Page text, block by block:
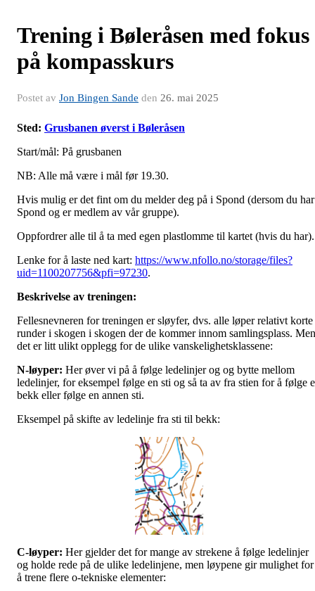
Trening i Bøleråsen med fokus
på kompasskurs
Postet av Jon Bingen Sande den 26. mai 2025
Sted: Grusbanen øverst i Bøleråsen
Start/mål: På grusbanen
NB: Alle må være i mål før 19.30.
Hvis mulig er det fint om du melder deg på i Spond (dersom du har
Spond og er medlem av vår gruppe).
Oppfordrer alle til å ta med egen plastlomme til kartet (hvis du har).
Lenke for å laste ned kart: https://www.nfollo.no/storage/files?
uid=1100207756&pfi=97230.
Beskrivelse av treningen:
Fellesnevneren for treningen er sløyfer, dvs. alle løper relativt korte
runder i skogen i skogen der de kommer innom samlingsplass. Men
det er litt ulikt opplegg for de ulike vanskelighetsklassene:
N-løyper: Her øver vi på å følge ledelinjer og og bytte mellom
ledelinjer, for eksempel følge en sti og så ta av fra stien for å følge
bekk eller følge en annen sti.
Eksempel på skifte av ledelinje fra sti til bekk:
C-løyper: Her gjelder det for mange av strekene å følge ledelinjer
og holde rede på de ulike ledelinjene, men løypene gir mulighet for
å trene flere o-tekniske elementer: